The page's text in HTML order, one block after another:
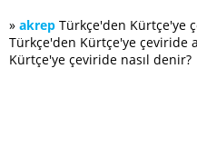
» akrep Türkçe'den Kürtçe'ye
Türkçe'den Kürtçe'ye çeviride
Kürtçe'ye çeviride nasıl denir?